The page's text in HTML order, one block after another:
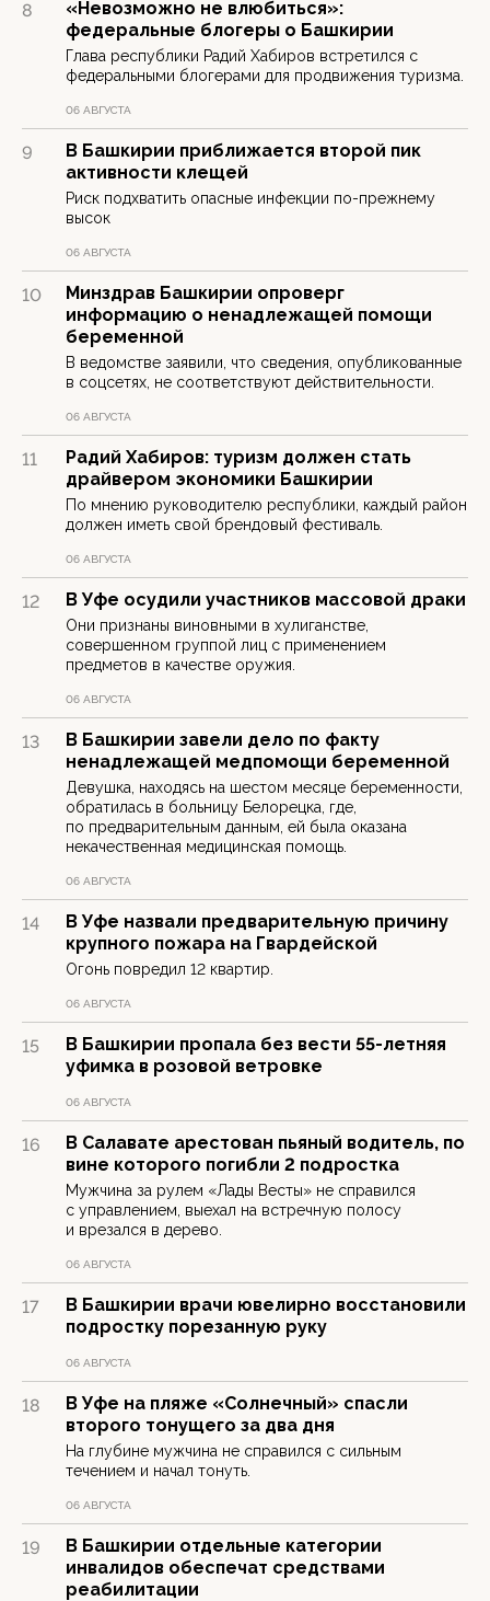
8
«Невозможно не влюбиться»:
федеральные блогеры о Башкирии
Глава республики Радий Хабиров встретился с
федеральными блогерами для продвижения туризма.
06 АВГУСТА
9
В Башкирии приближается второй пик
активности клещей
Риск подхватить опасные инфекции по-прежнему
высок
06 АВГУСТА
10
Минздрав Башкирии опроверг
информацию о ненадлежащей помощи
беременной
В ведомстве заявили, что сведения, опубликованные
в соцсетях, не соответствуют действительности.
06 АВГУСТА
11
Радий Хабиров: туризм должен стать
драйвером экономики Башкирии
По мнению руководителю республики, каждый район
должен иметь свой брендовый фестиваль.
06 АВГУСТА
12 В Уфе осудили участников массовой драки
Они признаны виновными в хулиганстве,
совершенном группой лиц с применением
предметов в качестве оружия.
06 АВГУСТА
13
В Башкирии завели дело по факту
ненадлежащей медпомощи беременной
Девушка, находясь на шестом месяце беременности,
обратилась в больницу Белорецка, где,
по предварительным данным, ей была оказана
некачественная медицинская помощь.
06 АВГУСТА
14
В Уфе назвали предварительную причину
крупного пожара на Гвардейской
Огонь повредил 12 квартир.
06 АВГУСТА
15
В Башкирии пропала без вести 55-летняя
уфимка в розовой ветровке
06 АВГУСТА
16
В Салавате арестован пьяный водитель, по
вине которого погибли 2 подростка
Мужчина за рулем «Лады Весты» не справился
с управлением, выехал на встречную полосу
и врезался в дерево.
06 АВГУСТА
17
В Башкирии врачи ювелирно восстановили
подростку порезанную руку
06 АВГУСТА
18
В Уфе на пляже «Солнечный» спасли
второго тонущего за два дня
На глубине мужчина не справился с сильным
течением и начал тонуть.
06 АВГУСТА
19
В Башкирии отдельные категории
инвалидов обеспечат средствами
реабилитации